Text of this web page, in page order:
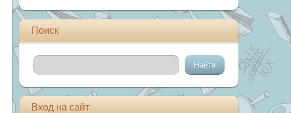
Поиск
Вход на сайт